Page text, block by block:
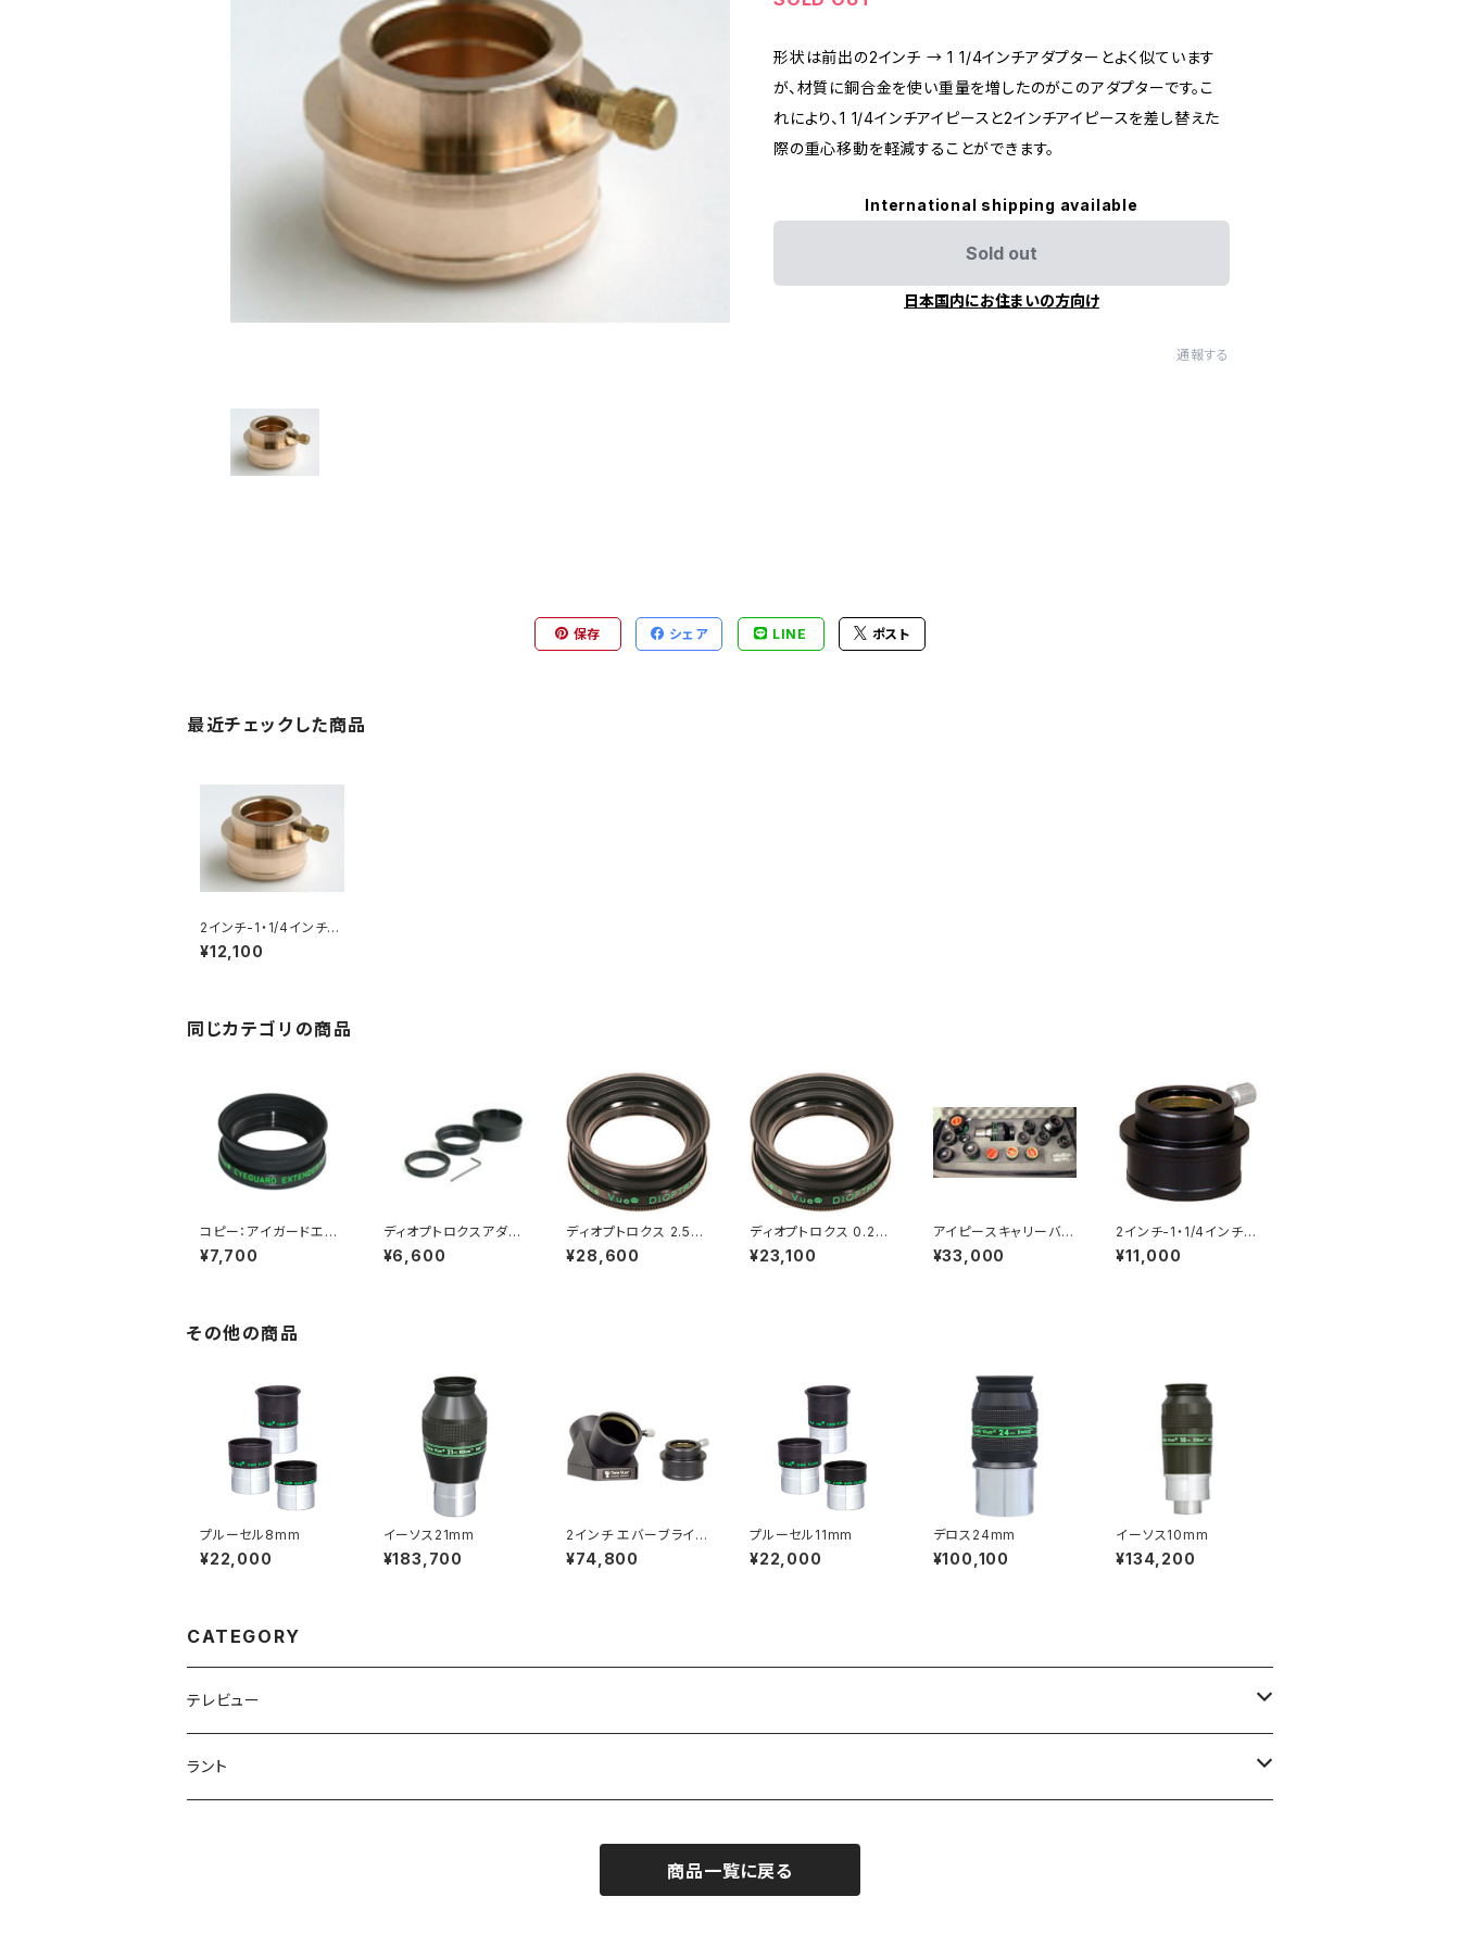
形状は前出の2インチ → 1 1/4インチアダプターとよく似ています
が、材質に銅合金を使い重量を増したのがこのアダプターです。こ
れにより、1 1/4インチアイピースと2インチアイピースを差し替えた
際の重心移動を軽減することができます。
International shipping available
Sold out
日本国内にお住まいの方向け
通報する
保存 シェア LINE ポスト
最近チェックした商品
2インチ-1・1/4インチア
ダプター イコライザー
タイプ
¥12,100
同じカテゴリの商品
コピー：アイガードエク
ステンダー
¥7,700
ディオプトロクスアダプ
ター DEA-0001、DNA
-6000
¥6,600
ディオプトロクス 2.50、
3.00、3.50
¥28,600
ディオプトロクス 0.25、
0.50、0.75、1.00、1.5
0、2.00、2.25
¥23,100
アイピースキャリーバッ
グ
¥33,000
2インチ-1・1/4インチア
ダプター 標準タイプ
¥11,000
その他の商品
プルーセル8mm
¥22,000
イーソス21mm
¥183,700
2インチ エバーブライト
ダイアゴナルミラー、1 1/
4インチアダプター付
¥74,800
プルーセル11mm
¥22,000
デロス24mm
¥100,100
イーソス10mm
¥134,200
CATEGORY
テレビュー
アイピース
ラント
商品一覧に戻る